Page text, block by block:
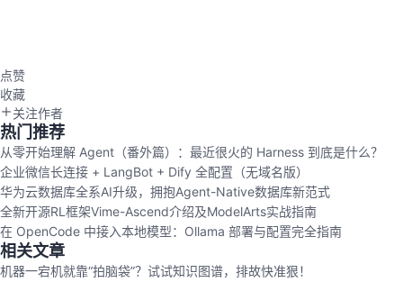
点赞
收藏
关注作者
热门推荐
从零开始理解 Agent（番外篇）：最近很火的 Harness 到底是什么？
企业微信长连接 + LangBot + Dify 全配置（无域名版）
华为云数据库全系AI升级，拥抱Agent-Native数据库新范式
全新开源RL框架Vime-Ascend介绍及ModelArts实战指南
在 OpenCode 中接入本地模型：Ollama 部署与配置完全指南
相关文章
机器一宕机就靠“拍脑袋”？试试知识图谱，排故快准狠！